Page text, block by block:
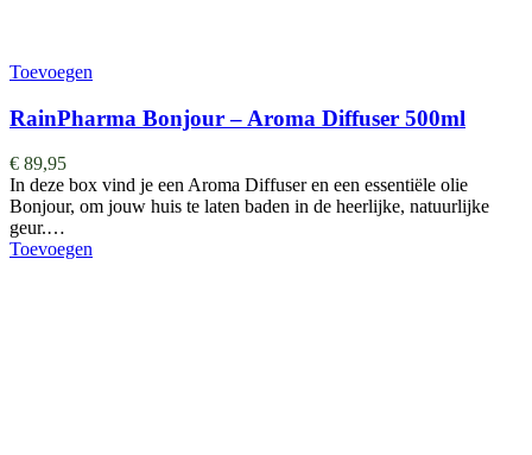
Toevoegen
RainPharma Bonjour – Aroma Diffuser 500ml
€ 89,95
In deze box vind je een Aroma Diffuser en een essentiële olie
Bonjour, om jouw huis te laten baden in de heerlijke, natuurlijke
geur.…
Toevoegen